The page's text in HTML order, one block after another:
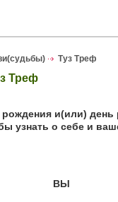
Туз Треф
Треф
рождения и(или)
узнать о себе и
ВЫ